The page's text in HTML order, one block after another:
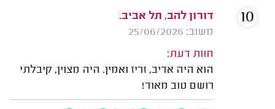
דורון להב, תל אביב.
משוב: 25/06/2026
חוות דעת:
הוא היה אדיב, זריז ואמין. היה מצוין, קיבלתי
רושם טוב מאוד!
10